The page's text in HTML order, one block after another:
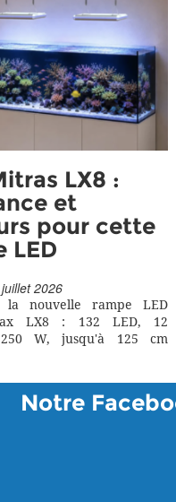
LX8 :
et
pour cette
LED
2026
la nouvelle rampe LED
LX8 : 132 LED, 12
250 W, jusqu'à 125 cm
Notre